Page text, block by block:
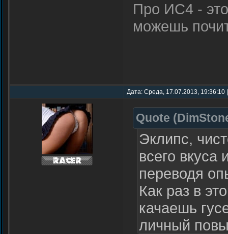
Про ИС4 -
можешь
Дата: Среда, 17.07.2013,
Quote (
Эклипс,
всего вкуса
переводя
Как раз в
качаешь
личный